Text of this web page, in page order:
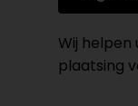
Wij
plaatsing